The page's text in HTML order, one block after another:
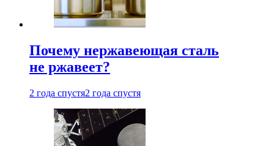
Почему нержавеющая сталь
не ржавеет?
2 года спустя2 года спустя